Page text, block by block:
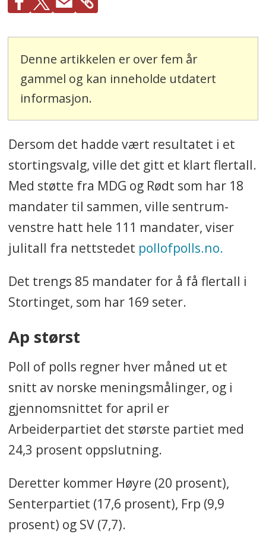
Denne artikkelen er over fem år
gammel og kan inneholde utdatert
informasjon.
Dersom det hadde vært resultatet i et
stortingsvalg, ville det gitt et klart flertall.
Med støtte fra MDG og Rødt som har 18
mandater til sammen, ville sentrum-
venstre hatt hele 111 mandater, viser
julitall fra nettstedet pollofpolls.no.
Det trengs 85 mandater for å få flertall i
Stortinget, som har 169 seter.
Ap størst
Poll of polls regner hver måned ut et
snitt av norske meningsmålinger, og i
gjennomsnittet for april er
Arbeiderpartiet det største partiet med
24,3 prosent oppslutning.
Deretter kommer Høyre (20 prosent),
Senterpartiet (17,6 prosent), Frp (9,9
prosent) og SV (7,7).